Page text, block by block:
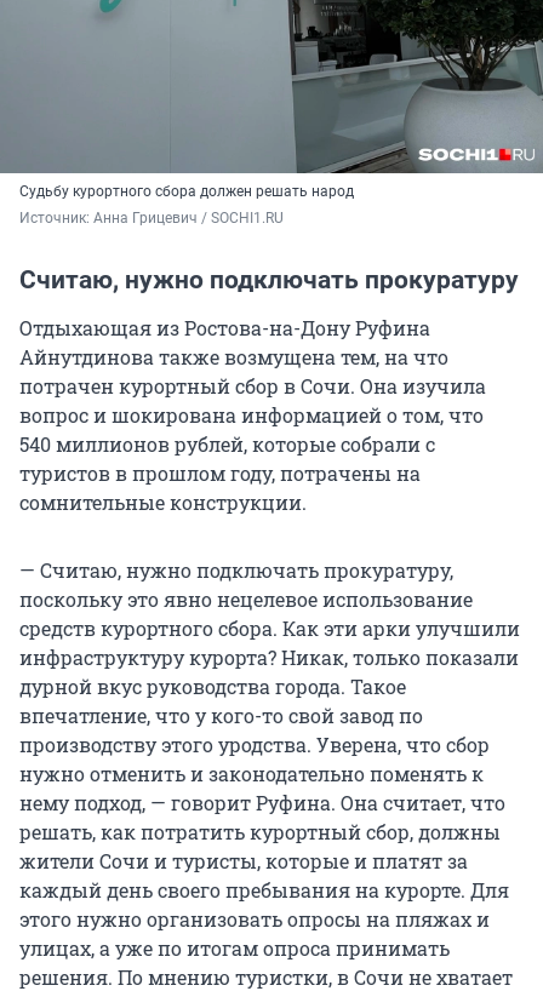
Судьбу курортного сбора должен решать народ
Источник: Анна Грицевич / SOCHI1.RU
Считаю, нужно подключать прокуратуру
Отдыхающая из Ростова-на-Дону Руфина
Айнутдинова также возмущена тем, на что
потрачен курортный сбор в Сочи. Она изучила
вопрос и шокирована информацией о том, что
540 миллионов рублей, которые собрали с
туристов в прошлом году, потрачены на
сомнительные конструкции.
— Считаю, нужно подключать прокуратуру,
поскольку это явно нецелевое использование
средств курортного сбора. Как эти арки улучшили
инфраструктуру курорта? Никак, только показали
дурной вкус руководства города. Такое
впечатление, что у кого-то свой завод по
производству этого уродства. Уверена, что сбор
нужно отменить и законодательно поменять к
нему подход, — говорит Руфина. Она считает, что
решать, как потратить курортный сбор, должны
жители Сочи и туристы, которые и платят за
каждый день своего пребывания на курорте. Для
этого нужно организовать опросы на пляжах и
улицах, а уже по итогам опроса принимать
решения. По мнению туристки, в Сочи не хватает